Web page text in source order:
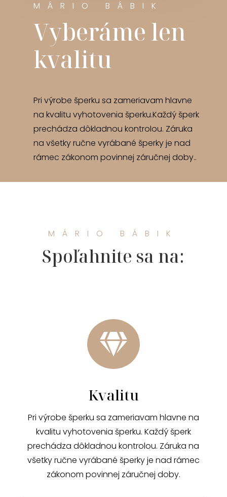
MÁRIO BÁBIK
Vyberáme len
kvalitu
Pri výrobe šperku sa zameriavam hlavne
na kvalitu vyhotovenia šperku.Každý šperk
prechádza dôkladnou kontrolou. Záruka
na všetky ručne vyrábané šperky je nad
rámec zákonom povinnej záručnej doby..
MÁRIO BÁBIK
Spoľahnite sa na:

Kvalitu
Pri výrobe šperku sa zameriavam hlavne na
kvalitu vyhotovenia šperku. Každý šperk
prechádza dôkladnou kontrolou. Záruka na
všetky ručne vyrábané šperky je nad rámec
zákonom povinnej záručnej doby.